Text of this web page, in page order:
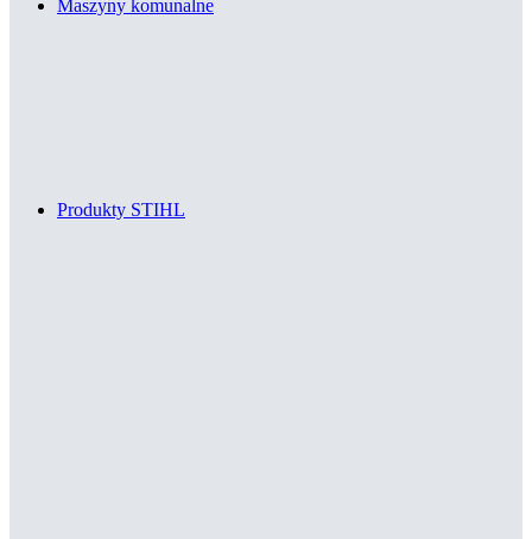
Maszyny komunalne
Produkty STIHL